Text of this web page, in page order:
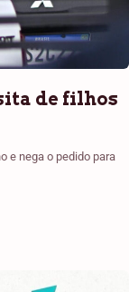
de filhos
e nega o pedido para